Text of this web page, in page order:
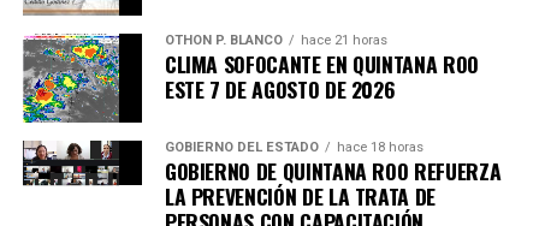
OTHON P. BLANCO hace 21 horas
CLIMA SOFOCANTE EN QUINTANA ROO
ESTE 7 DE AGOSTO DE 2026
GOBIERNO DEL ESTADO hace 18 horas
GOBIERNO DE QUINTANA ROO REFUERZA
LA PREVENCIÓN DE LA TRATA DE